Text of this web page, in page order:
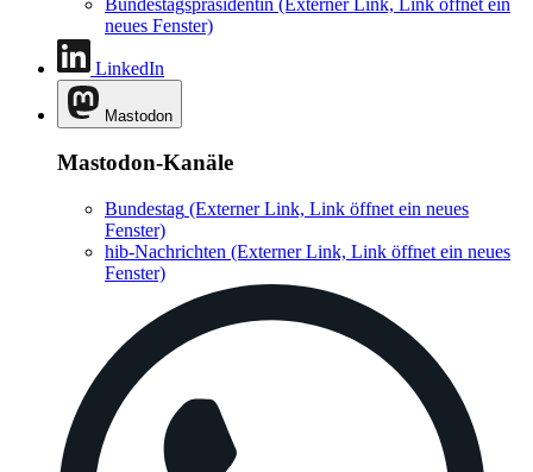
neues Fenster)
LinkedIn
Mastodon
Mastodon-Kanäle
Bundestag (Externer Link, Link öffnet ein neues
Fenster)
hib-Nachrichten (Externer Link, Link öffnet ein neues
Fenster)